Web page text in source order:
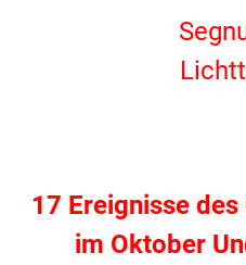
17 Ereignisse
im Oktober